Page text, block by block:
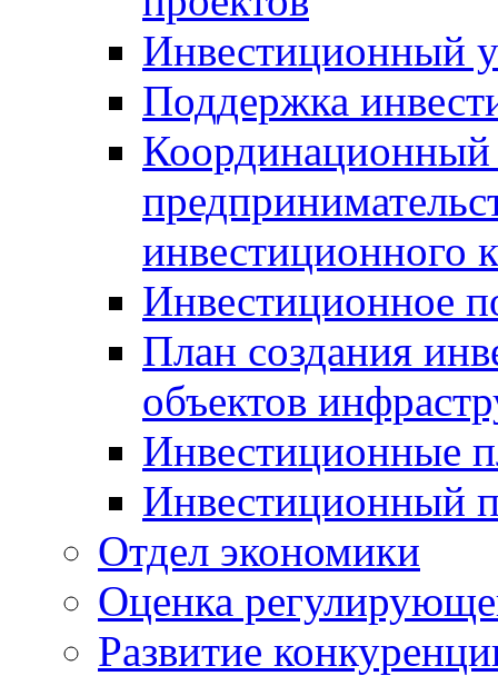
Инвестиционный
Поддержка
Координационный
инвестиционного
Инвестиционное
План создания
объектов
Инвестиционные
Инвестиционный
Отдел экономики
Оценка
Развитие